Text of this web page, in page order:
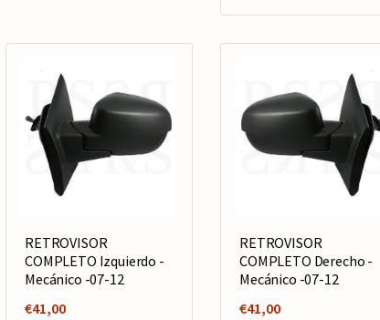
RETROVISOR
COMPLETO Izquierdo -
Mecánico -07-12
€41,00
RETROVISOR
COMPLETO Derecho -
Mecánico -07-12
€41,00